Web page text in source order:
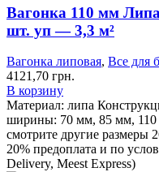
Вагонка 110 мм
шт. уп — 3,3 м²
Вагонка липовая, Все для
4121,70 грн.
В корзину
Материал: липа
ширины: 70 мм, 85 мм,
смотрите другие размеры
20% предоплата и по
Delivery, Meest Express)